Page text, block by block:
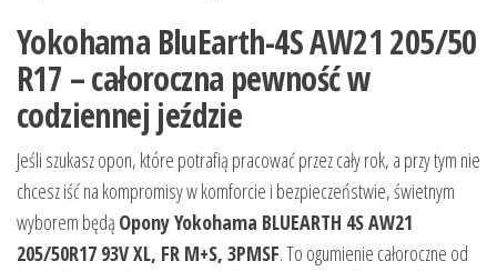
Yokohama BluEarth-4S AW21 205/50
R17 – całoroczna pewność w
codziennej jeździe
Jeśli szukasz opon, które potrafią pracować przez cały rok, a przy tym nie
chcesz iść na kompromisy w komforcie i bezpieczeństwie, świetnym
wyborem będą Opony Yokohama BLUEARTH 4S AW21
205/50R17 93V XL, FR M+S, 3PMSF. To ogumienie całoroczne od